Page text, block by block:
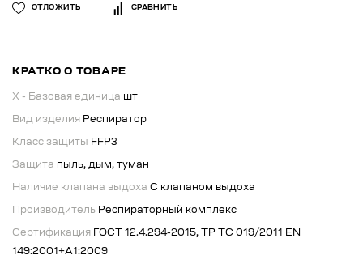
ОТЛОЖИТЬ СРАВНИТЬ
КРАТКО О ТОВАРЕ
X - Базовая единица шт
Вид изделия Респиратор
Класс защиты FFP3
Защита пыль, дым, туман
Наличие клапана выдоха С клапаном выдоха
Производитель Респираторный комплекс
Сертификация
ГОСТ 12.4.294-2015, ТР ТС 019/2011 EN
149:2001+А1:2009